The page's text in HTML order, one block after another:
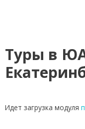
Туры в
Идет загрузка модуля